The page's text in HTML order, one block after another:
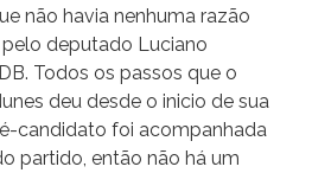
não havia nenhuma razão
deputado Luciano
Todos os passos que o
deu desde o inicio de sua
candidato foi acompanhada
partido, então não há um